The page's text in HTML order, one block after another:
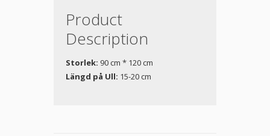
Product
Description
Storlek: 90 cm * 120 cm
Längd på Ull: 15-20 cm